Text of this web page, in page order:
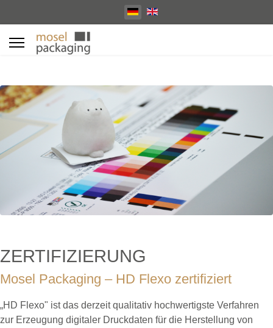
Select your language
ZERTIFIZIERUNG
Mosel Packaging – HD Flexo zertifiziert
„HD Flexo" ist das derzeit qualitativ hochwertigste Verfahren
zur Erzeugung digitaler Druckdaten für die Herstellung von